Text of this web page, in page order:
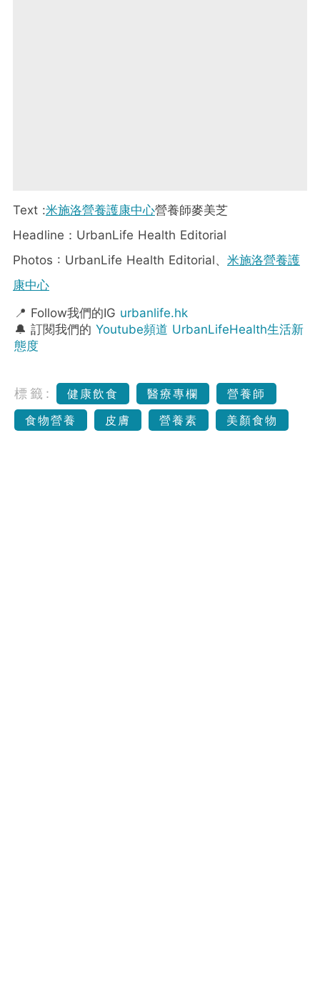
Text :米施洛營養護康中心營養師麥美芝
Headline：UrbanLife Health Editorial
Photos : UrbanLife Health Editorial、 米施洛營養護
康中心
📍 Follow我們的IG urbanlife.hk
🔔 訂閱我們的 Youtube頻道 UrbanLifeHealth生活新
態度
標籤: 健康飲食 醫療專欄
營養師
食物營養
皮膚 營養素 美顏食物